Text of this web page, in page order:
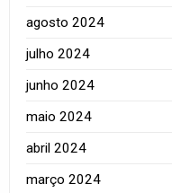
agosto 2024
julho 2024
junho 2024
maio 2024
abril 2024
março 2024